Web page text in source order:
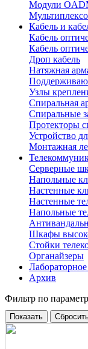
Модули
Кабель и
Кабель
Кабель
Дроп кабель
Натяжная
Узлы
Спиральная
Спиральные
Протекторы
Устройство
Монтажная
Серверные
Напольные
Настенные
Настенные
Напольные
Шкафы
Стойки
Органайзеры
Архив
Фильтр по